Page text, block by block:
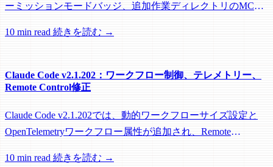
ーミッションモードバッジ、追加作業ディレクトリのMCP
パフォーマンスに関する多数の修正が含まれています。
10 min read 続きを読む →
Claude Code v2.1.202：ワークフロー制御、テレメトリー、
Remote Control修正
Claude Code v2.1.202では、動的ワークフローサイズ設定と
OpenTelemetryワークフロー属性が追加され、Remote
の修正が含まれています。
10 min read 続きを読む →